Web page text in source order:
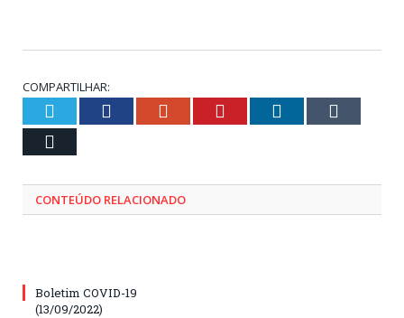
COMPARTILHAR:
Twitter Facebook Google+ Pinterest LinkedIn
CONTEÚDO RELACIONADO
Boletim COVID-19
(13/09/2022)